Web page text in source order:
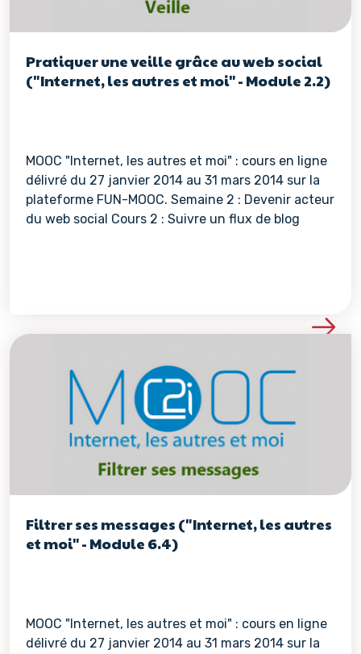
Pratiquer une veille grâce au web social
("Internet, les autres et moi" - Module 2.2)
MOOC "Internet, les autres et moi" : cours en ligne
délivré du 27 janvier 2014 au 31 mars 2014 sur la
plateforme FUN-MOOC. Semaine 2 : Devenir acteur
du web social Cours 2 : Suivre un flux de blog
Voir les détails de la
Filtrer ses messages ("Internet, les autres
et moi" - Module 6.4)
MOOC "Internet, les autres et moi" : cours en ligne
délivré du 27 janvier 2014 au 31 mars 2014 sur la